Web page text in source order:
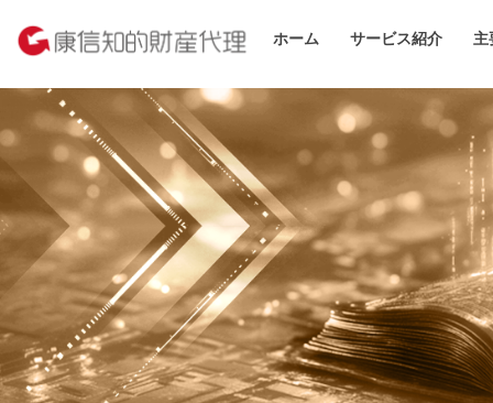
ホーム サービス紹介 主